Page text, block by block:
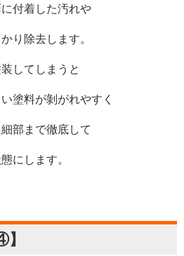
付着した汚れや
り除去します。
してしまうと
塗料が剝がれやすく
部まで徹底して
にします。